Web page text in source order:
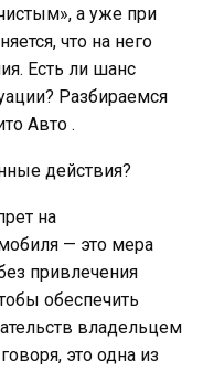
а уже при
что на него
Есть ли шанс
Разбираемся
Авто .
действия?
на
— это мера
привлечения
обеспечить
владельцем
это одна из